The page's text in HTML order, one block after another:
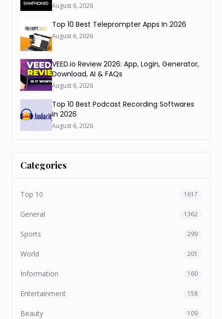
August 6, 2026
Top 10 Best Teleprompter Apps In 2026
August 6, 2026
VEED.io Review 2026: App, Login, Generator,
Download, AI & FAQs
August 6, 2026
Top 10 Best Podcast Recording Softwares
In 2026
August 6, 2026
Categories
Top 10 1617
General 1362
Sports 299
World 201
Information 160
Entertainment 158
Beauty 109